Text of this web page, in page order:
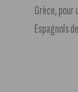
Grèce, pour
Espagnols